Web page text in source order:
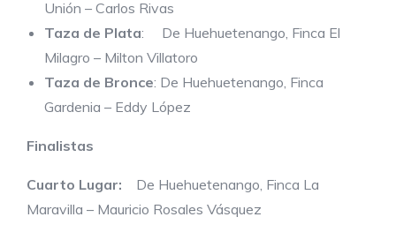
Unión – Carlos Rivas
Taza de Plata: De Huehuetenango, Finca El
Milagro – Milton Villatoro
Taza de Bronce: De Huehuetenango, Finca
Gardenia – Eddy López
Finalistas
Cuarto Lugar: De Huehuetenango, Finca La
Maravilla – Mauricio Rosales Vásquez